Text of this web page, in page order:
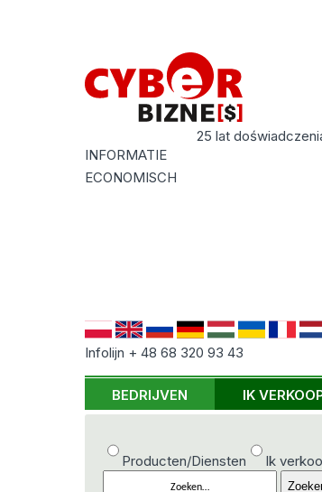
25 lat
INFORMATIE
ECONOMISCH
Infolijn + 48 68 320 93 43
BEDRIJVEN IK
Producten/Diensten Ik